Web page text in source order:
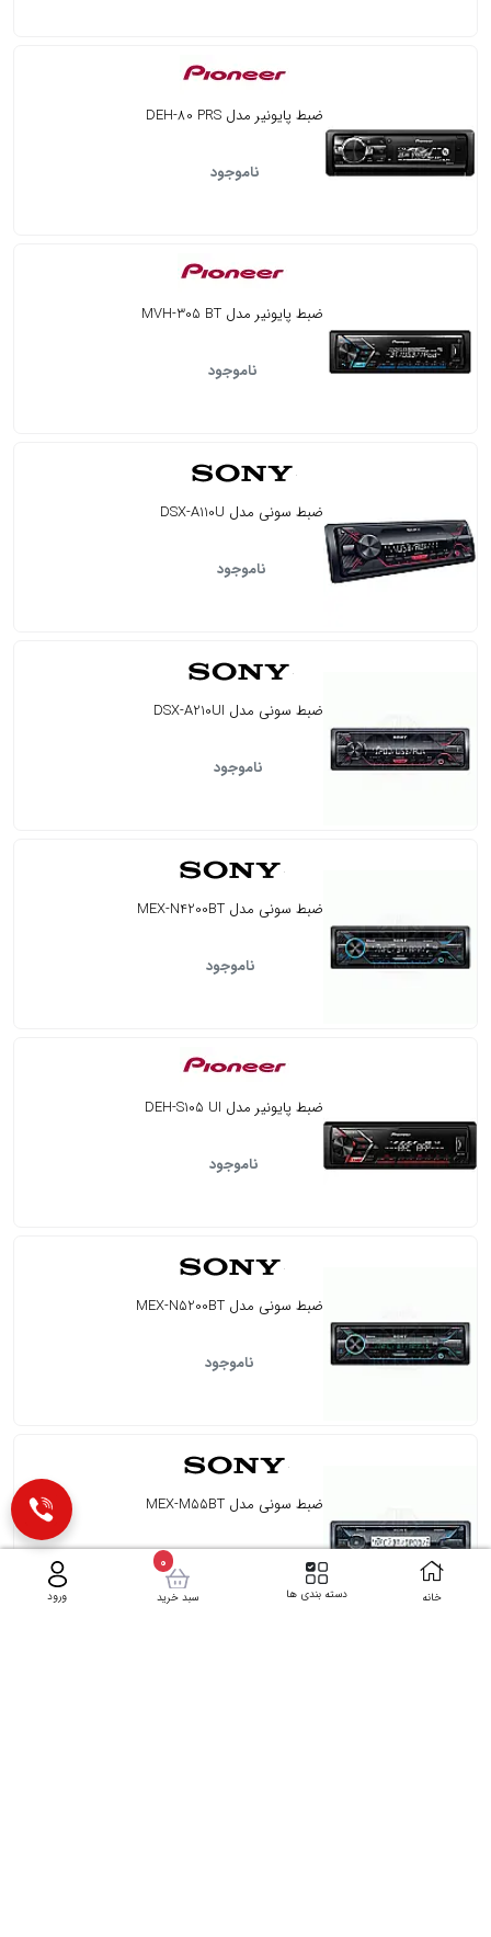
ضبط پایونیر مدل DEH-80 PRS
ناموجود
ضبط پایونیر مدل MVH-305 BT
ناموجود
ضبط سونی مدل DSX-A110U
ناموجود
ضبط سونی مدل DSX-A210UI
ناموجود
ضبط سونی مدل MEX-N4200BT
ناموجود
ضبط پایونیر مدل DEH-S105 UI
ناموجود
ضبط سونی مدل MEX-N5200BT
ناموجود
ضبط سونی مدل MEX-M55BT
خانه دسته بندی ها
0
سبد خرید ورود